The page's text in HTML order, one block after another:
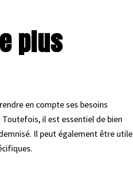
plus
en compte ses besoins
il est essentiel de bien
Il peut également être utile